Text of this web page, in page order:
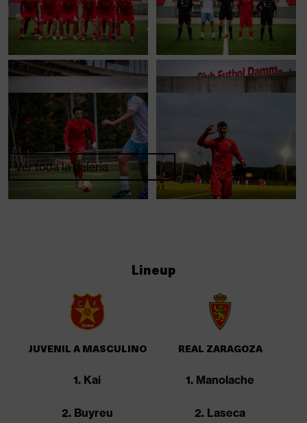
Ver toda la galería
Lineup
JUVENIL A MASCULINO
1. Kai
2. Buyreu
REAL ZARAGOZA
1. Manolache
2. Laseca